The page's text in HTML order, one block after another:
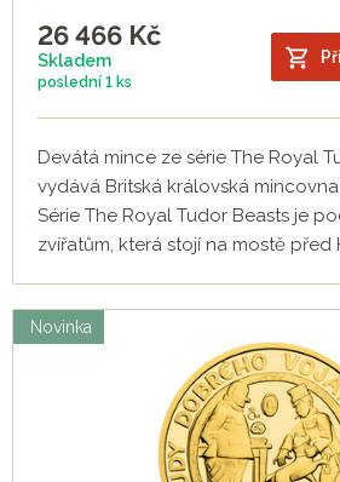
26 466 Kč
Skladem
poslední 1 ks
Devátá mince ze série The Royal
vydává Britská královská mincovna
Série The Royal Tudor Beasts je
zvířatům, která stojí na mostě před
Novinka